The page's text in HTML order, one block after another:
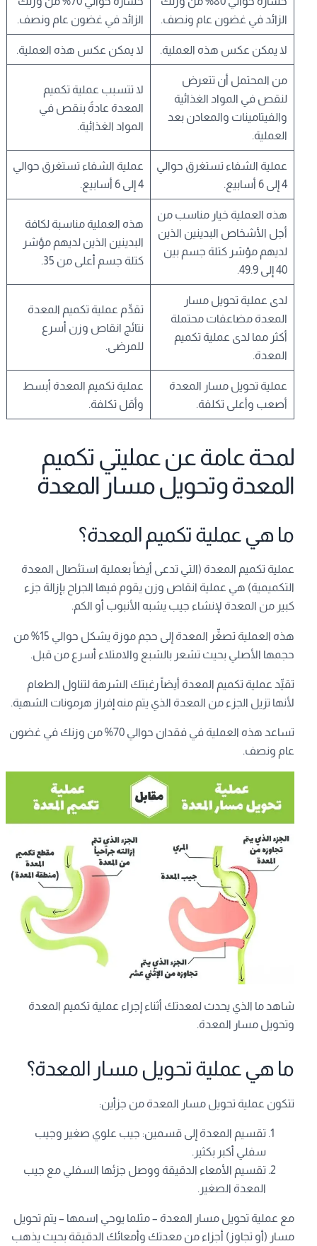
الزائد في غضون عام ونصف.
الزائد في غضون عام ونصف.
لا يمكن عكس هذه العملية. لا يمكن عكس هذه العملية.
من المحتمل أن تتعرض
لنقص في المواد الغذائية
والفيتامينات والمعادن بعد
العملية.
لا تتسبب عملية تكميم
المعدة عادةً بنقص في
المواد الغذائية.
عملية الشفاء تستغرق حوالي
4 إلى 6 أسابيع.
عملية الشفاء تستغرق حوالي
4 إلى 6 أسابيع.
هذه العملية خيار مناسب من
أجل الأشخاص البدينين الذين
لديهم مؤشر كتلة جسم بين
40 إلى 49.9.
هذه العملية مناسبة لكافة
البدينين الذين لديهم مؤشر
كتلة جسم أعلى من 35.
لدى عملية تحويل مسار
المعدة مضاعفات محتملة
أكثر مما لدى عملية تكميم
المعدة.
تقدِّم عملية تكميم المعدة
نتائج انقاص وزن أسرع
للمرضى.
عملية تحويل مسار المعدة
أصعب وأعلى تكلفة.
عملية تكميم المعدة أبسط
وأقل تكلفة.
لمحة عامة عن عمليتي تكميم
المعدة وتحويل مسار المعدة
ما هي عملية تكميم المعدة؟
عملية تكميم المعدة (التي تدعى أيضاً بعملية استئصال المعدة
التكميمية) هي عملية انقاص وزن يقوم فيها الجراح بإزالة جزء
كبير من المعدة لإنشاء جيب يشبه الأنبوب أو الكم.
هذه العملية تصغِّر المعدة إلى حجم موزة يشكل حوالي 15% من
حجمها الأصلي بحيث تشعر بالشبع والامتلاء أسرع من قبل.
تقيِّد عملية تكميم المعدة أيضاً رغبتك الشرهة لتناول الطعام
لأنها تزيل الجزء من المعدة الذي يتم منه إفراز هرمونات الشهية.
تساعد هذه العملية في فقدان حوالي 70% من وزنك في غضون
عام ونصف.
شاهد ما الذي يحدث لمعدتك أثناء إجراء عملية تكميم المعدة
وتحويل مسار المعدة.
ما هي عملية تحويل مسار المعدة؟
تتكون عملية تحويل مسار المعدة من جزأين:
تقسيم المعدة إلى قسمين: جيب علوي صغير وجيب
سفلي أكبر بكثير.
تقسيم الأمعاء الدقيقة ووصل جزئها السفلي مع جيب
المعدة الصغير.
مع عملية تحويل مسار المعدة – مثلما يوحي اسمها – يتم تحويل
مسار (أو تجاوز) أجزاء من معدتك وأمعائك الدقيقة بحيث يذهب